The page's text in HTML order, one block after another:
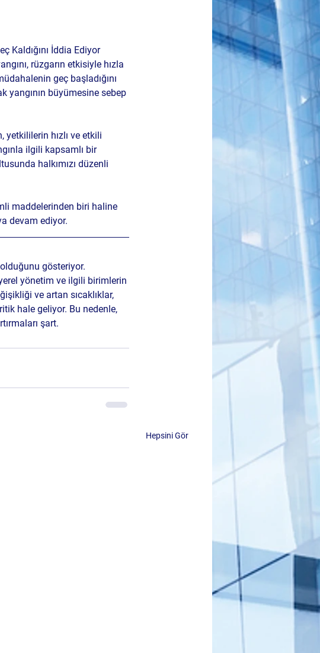
Kaldığını İddia Ediyor
rüzgarın etkisiyle hızla
geç başladığını
yangının büyümesine sebep
yetkililerin hızlı ve etkili
ilgili kapsamlı bir
halkımızı düzenli
maddelerinden biri haline
devam ediyor.
olduğunu gösteriyor.
yönetim ve ilgili birimlerin
ve artan sıcaklıklar,
hale geliyor. Bu nedenle,
şart.
Hepsini Gör